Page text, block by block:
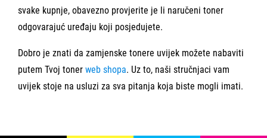
svake kupnje, obavezno provjerite je li naručeni toner
odgovarajuć uređaju koji posjedujete.
Dobro je znati da zamjenske tonere uvijek možete nabaviti
putem Tvoj toner web shopa. Uz to, naši stručnjaci vam
uvijek stoje na usluzi za sva pitanja koja biste mogli imati.